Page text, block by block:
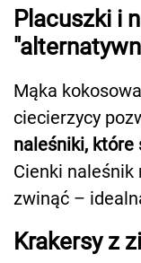
Placuszki i
Mąka
ciecierzycy
naleśniki,
Cienki
zwinąć –
Krakersy z